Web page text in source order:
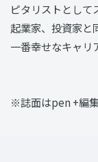
ピタリストとして
起業家、投資家と
一番幸せなキャリ
※誌面はpen +編